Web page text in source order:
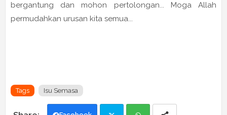
bergantung dan mohon pertolongan... Moga Allah
permudahkan urusan kita semua...
Tags Isu Semasa